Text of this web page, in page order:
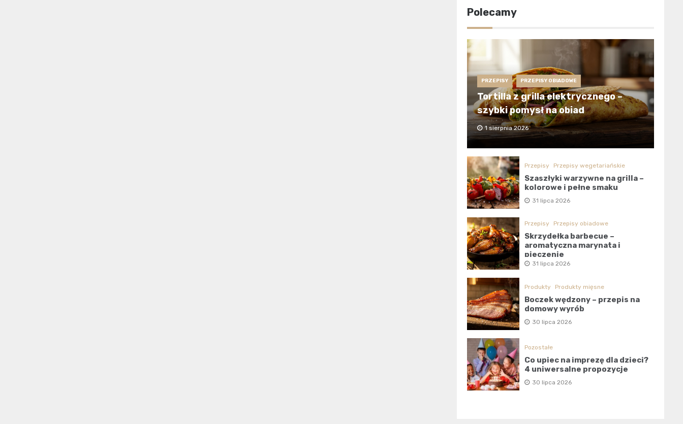
Polecamy
PRZEPISY PRZEPISY OBIADOWE
Tortilla z grilla elektrycznego –
szybki pomysł na obiad
1 sierpnia 2026
Przepisy Przepisy wegetariańskie
Szaszłyki warzywne na grilla –
kolorowe i pełne smaku
31 lipca 2026
Przepisy Przepisy obiadowe
Skrzydełka barbecue –
aromatyczna marynata i
pieczenie
31 lipca 2026
Produkty Produkty mięsne
Boczek wędzony – przepis na
domowy wyrób
30 lipca 2026
Pozostałe
Co upiec na imprezę dla dzieci?
4 uniwersalne propozycje
30 lipca 2026